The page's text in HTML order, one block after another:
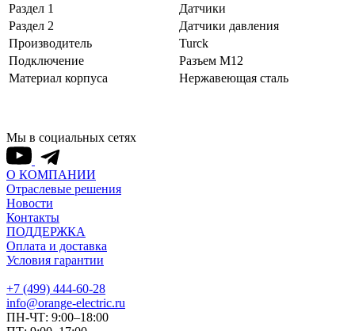
Раздел 1
Датчики
Раздел 2
Датчики давления
Производитель
Turck
Подключение
Разъем M12
Материал корпуса
Нержавеющая сталь
Мы в социальных сетях
О КОМПАНИИ
Отраслевые решения
Новости
Контакты
ПОДДЕРЖКА
Оплата и доставка
Условия гарантии
+7 (499) 444-60-28
info@orange-electric.ru
ПН-ЧТ: 9:00–18:00